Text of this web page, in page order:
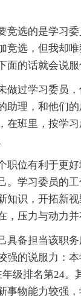
竞选的是学习
竞选，但我却
面的话就会说服
做过学习委员
助理，和他们
在班里，按学
职位有利于更
。学习委员的
知识，开拓新
，压力与动力并
具备担当该职务
强的说服力：
级排名第24。
事物能力较强